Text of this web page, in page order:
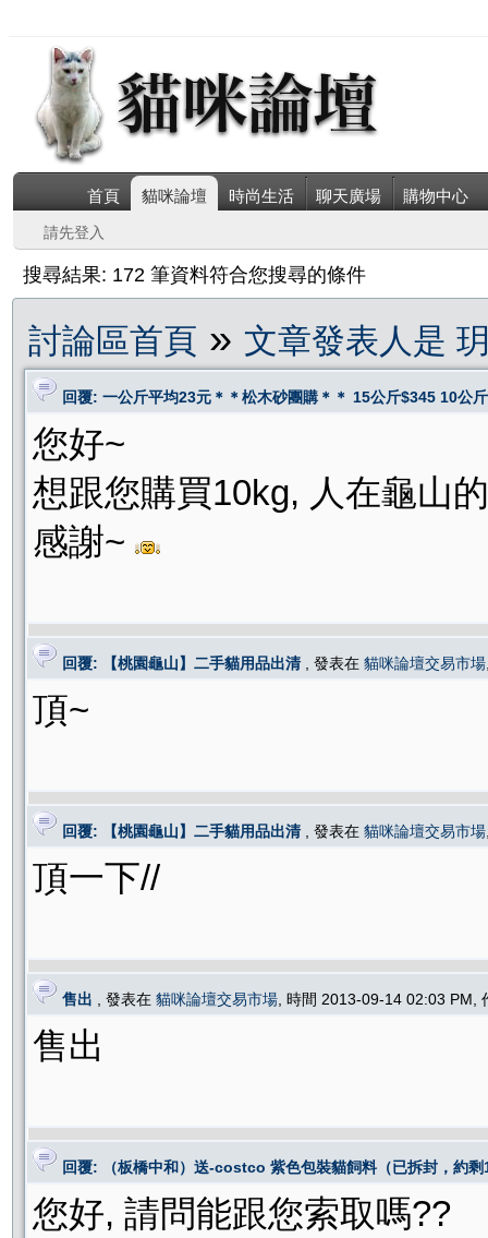
首頁 貓咪論壇 時尚生活 聊天廣場 購物中心
請先登入
搜尋結果: 172 筆資料符合您搜尋的條件
討論區首頁 » 文章發表人是
回覆: 一公斤平均23元＊＊松木砂團購＊＊ 15公斤$345 10公
您好~
想跟您購買10kg, 人在龜山
感謝~
回覆: 【桃園龜山】二手貓用品出清 , 發表在 貓咪論壇交易市場
頂~
回覆: 【桃園龜山】二手貓用品出清 , 發表在 貓咪論壇交易市場
頂一下//
售出 , 發表在 貓咪論壇交易市場 , 時間 2013-09-14 02:03 PM,
售出
回覆: （板橋中和）送-costco 紫色包裝貓飼料（已拆封，約剩
您好, 請問能跟您索取嗎??